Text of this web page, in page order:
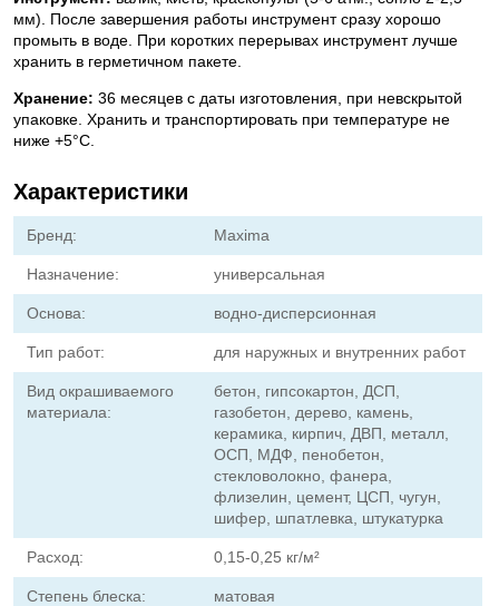
мм). После завершения работы инструмент сразу хорошо
промыть в воде. При коротких перерывах инструмент лучше
хранить в герметичном пакете.
Хранение: 36 месяцев с даты изготовления, при невскрытой
упаковке. Хранить и транспортировать при температуре не
ниже +5°C.
Характеристики
Бренд: Maxima
Назначение: универсальная
Основа: водно-дисперсионная
Тип работ: для наружных и внутренних работ
Вид окрашиваемого
материала:
бетон, гипсокартон, ДСП,
газобетон, дерево, камень,
керамика, кирпич, ДВП, металл,
ОСП, МДФ, пенобетон,
стекловолокно, фанера,
флизелин, цемент, ЦСП, чугун,
шифер, шпатлевка, штукатурка
Расход: 0,15-0,25 кг/м²
Степень блеска: матовая